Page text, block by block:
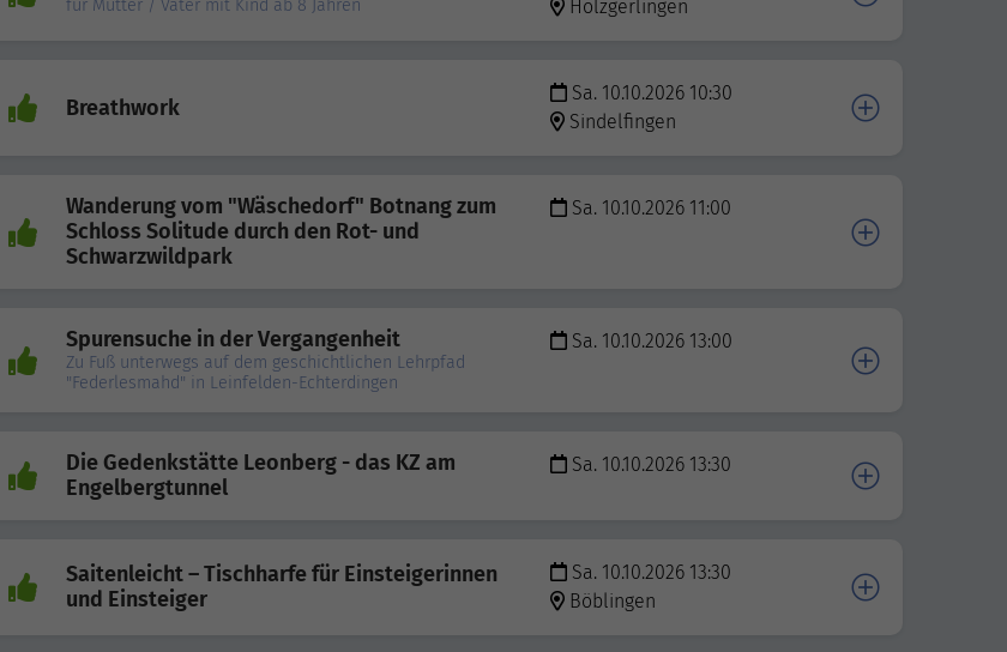
für Mutter / Vater mit Kind ab 8 Jahren
Holzgerlingen
Breathwork
Sa. 10.10.2026 10:30
Sindelfingen
Wanderung vom "Wäschedorf" Botnang zum
Schloss Solitude durch den Rot- und
Schwarzwildpark
Sa. 10.10.2026 11:00
Spurensuche in der Vergangenheit
Zu Fuß unterwegs auf dem geschichtlichen Lehrpfad
"Federlesmahd" in Leinfelden-Echterdingen
Sa. 10.10.2026 13:00
Die Gedenkstätte Leonberg - das KZ am
Engelbergtunnel
Sa. 10.10.2026 13:30
Saitenleicht – Tischharfe für Einsteigerinnen
und Einsteiger
Sa. 10.10.2026 13:30
Böblingen